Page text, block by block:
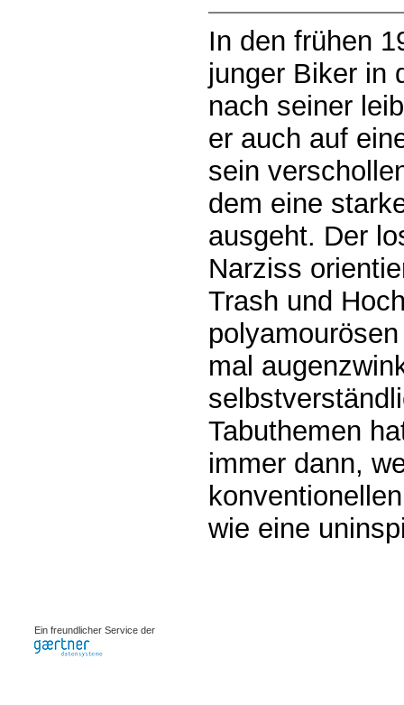
In den frühen
junger Biker in
nach seiner
er auch auf
sein
dem eine
ausgeht. Der
Narziss
Trash und
mal
Tabuthemen
immer dann,
wie eine
Ein freundlicher Service der